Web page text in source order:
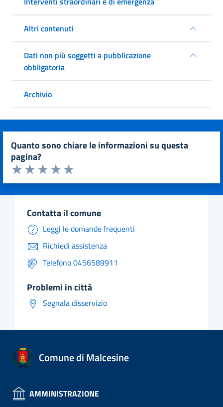
Altri contenuti
Dati non più soggetti a pubblicazione
obbligatoria
Archivio
quanto sono chiare le informazioni su questa
pagina?
Valuta da 1 a 5 stelle la pagina
Valuta 5 stelle su 5
Valuta 4 stelle su 5
Valuta 3 stelle su 5
Valuta 2 stelle su 5
Valuta 1 stelle su 5
contatta il comune
Leggi le domande frequenti
Richiedi assistenza
Telefono 0456589911
problemi in città
Segnala disservizio
Comune di Malcesine
AMMINISTRAZIONE